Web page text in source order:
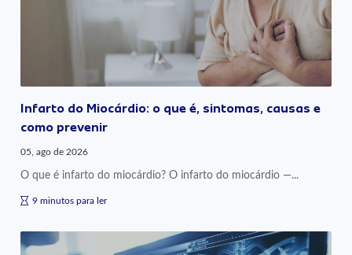
Infarto do Miocárdio: o que é, sintomas, causas e
como prevenir
05, ago de 2026
O que é infarto do miocárdio? O infarto do miocárdio —...
9 minutos para ler